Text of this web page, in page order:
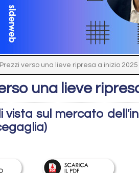
Prezzi verso una lieve ripresa a inizio 2025
una lieve
vista sul mercato